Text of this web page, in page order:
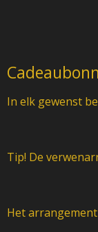
de
hoofdinhoud
In elk gewenst
Tip! De
Het arrangement